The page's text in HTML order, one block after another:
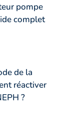
pompe
complet
de la
réactiver
?